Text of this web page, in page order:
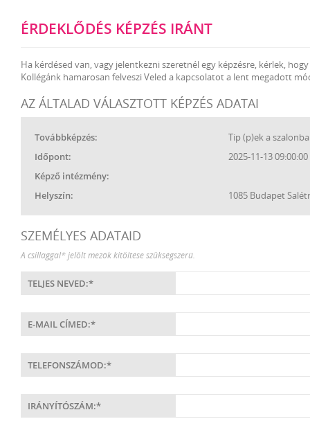
ÉRDEKLŐDÉS KÉPZÉS IRÁNT
Ha kérdésed van, vagy jelentkezni szeretnél egy képzésre, kérlek,
Kollégánk hamarosan felveszi Veled a kapcsolatot a lent megadott
AZ ÁLTALAD VÁLASZTOTT KÉPZÉS ADATAI
Továbbképzés:
Tip (p)ek a
Időpont:
2025-11-13
Képző intézmény:
Helyszín:
1085 Budapet
SZEMÉLYES ADATAID
A csillaggal* jelölt mezők kitöltése szükségszerű.
TELJES NEVED:*
E-MAIL CÍMED:*
TELEFONSZÁMOD:*
IRÁNYÍTÓSZÁM:*